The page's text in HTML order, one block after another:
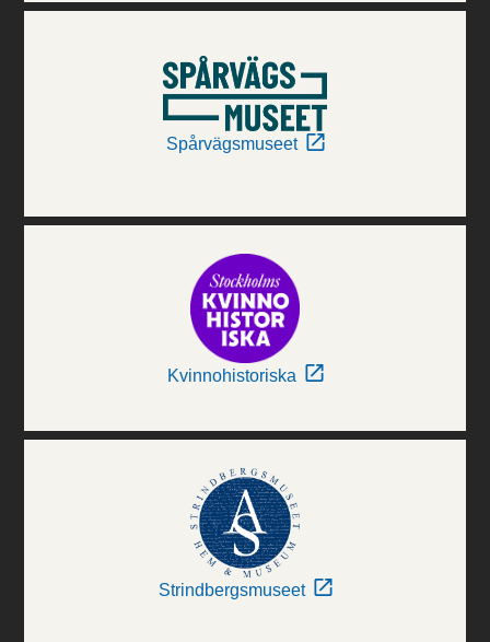
Spårvägsmuseet
Kvinnohistoriska
Strindbergsmuseet